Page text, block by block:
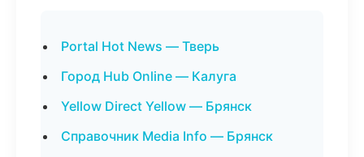
Portal Hot News — Тверь
Город Hub Online — Калуга
Yellow Direct Yellow — Брянск
Справочник Media Info — Брянск